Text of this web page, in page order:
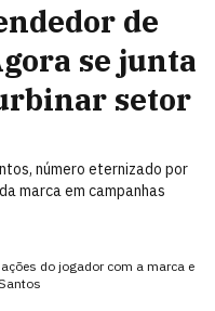
de
se junta
setor
número eternizado por
marca em campanhas
do jogador com a marca e